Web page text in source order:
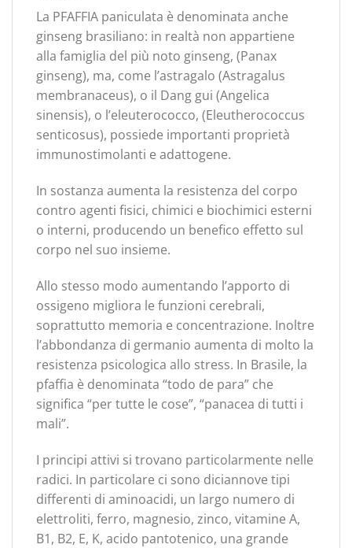
La PFAFFIA paniculata è denominata anche
ginseng brasiliano: in realtà non appartiene
alla famiglia del più noto ginseng, (Panax
ginseng), ma, come l’astragalo (Astragalus
membranaceus), o il Dang gui (Angelica
sinensis), o l’eleuterococco, (Eleutherococcus
senticosus), possiede importanti proprietà
immunostimolanti e adattogene.
In sostanza aumenta la resistenza del corpo
contro agenti fisici, chimici e biochimici esterni
o interni, producendo un benefico effetto sul
corpo nel suo insieme.
Allo stesso modo aumentando l’apporto di
ossigeno migliora le funzioni cerebrali,
soprattutto memoria e concentrazione. Inoltre
l’abbondanza di germanio aumenta di molto la
resistenza psicologica allo stress. In Brasile, la
pfaffia è denominata “todo de para” che
significa “per tutte le cose”, “panacea di tutti i
mali”.
I principi attivi si trovano particolarmente nelle
radici. In particolare ci sono diciannove tipi
differenti di aminoacidi, un largo numero di
elettroliti, ferro, magnesio, zinco, vitamine A,
B1, B2, E, K, acido pantotenico, una grande